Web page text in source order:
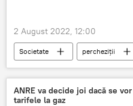
2 August 2022, 12:00
Societate percheziții
ANRE va decide joi dacă se
tarifele la gaz